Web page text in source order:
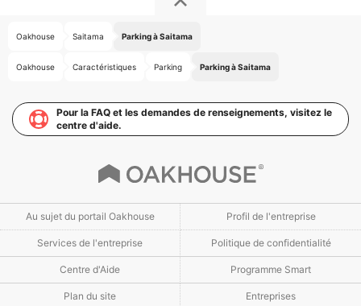
Oakhouse Saitama Parking à Saitama
Oakhouse Caractéristiques Parking Parking à Saitama
Pour la FAQ et les demandes de renseignements, visitez le
centre d'aide.
Au sujet du portail Oakhouse Profil de l'entreprise
Services de l'entreprise Politique de confidentialité
Centre d'Aide Programme Smart
Plan du site Entreprises